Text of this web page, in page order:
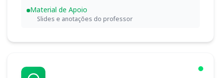
Material de Apoio
Slides e anotações do professor